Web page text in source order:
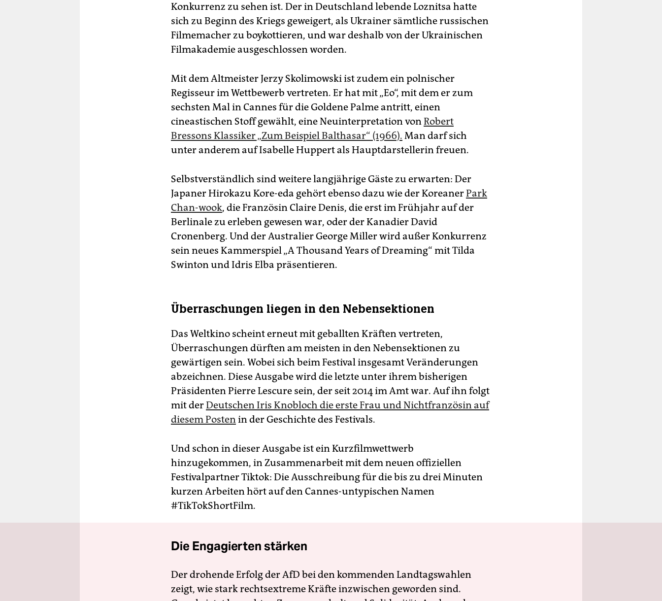
Konkurrenz zu sehen ist. Der in Deutschland lebende Loznitsa hatte
sich zu Beginn des Kriegs geweigert, als Ukrainer sämtliche russischen
Filmemacher zu boykottieren, und war deshalb von der Ukrai­nischen
Filmakademie ausgeschlossen worden.
Mit dem Altmeister Jerzy Skolimowski ist zudem ein polnischer
Regisseur im Wettbewerb vertreten. Er hat mit „Eo“, mit dem er zum
sechsten Mal in Cannes für die Goldene Palme antritt, einen
cineastischen Stoff gewählt, eine Neuinterpretation vonRobert
Bressons Klassiker „Zum Beispiel Balthasar“ (1966). Man darf sich
unter anderem auf Isabelle Huppert als Hauptdarstellerin freuen.
Selbstverständlich sind weitere langjährige Gäste zu erwarten: Der
Japaner Hirokazu Kore-eda gehört ebenso dazu wie der KoreanerPark
Chan-wook, die Französin Claire Denis, die erst im Frühjahr auf der
Berlinale zu erleben gewesen war, oder der Kanadier David
Cronenberg. Und der Australier George Miller wird außer Konkurrenz
sein neues Kammerspiel „A Thousand Years of Drea­ming“ mit Tilda
Swinton und Idris Elba präsentieren.
Überraschungen liegen in den Nebensektionen
Das Weltkino scheint erneut mit geballten Kräften vertreten,
Überraschungen dürften am meisten in den Nebensektionen zu
gewärtigen sein. Wobei sich beim Festival insgesamt Veränderungen
abzeichnen. Diese Ausgabe wird die letzte unter ihrem bisherigen
Präsidenten ­Pierre Lescure sein, der seit 2014 im Amt war. Auf ihn folgt
mit derDeutschen Iris Knobloch die erste Frau und Nichtfranzösin auf
diesem Postenin der Geschichte des Festivals.
Und schon in dieser Ausgabe ist ein Kurzfilmwettwerb
hinzugekommen, in Zusammenarbeit mit dem neuen offiziellen
Festivalpartner Tiktok: Die Ausschreibung für die bis zu drei Minuten
kurzen Arbeiten hört auf den Cannes-untypischen Namen
#TikTokShortFilm.
Die Engagierten stärken
Der drohende Erfolg der AfD bei den kommenden Landtagswahlen
zeigt, wie stark rechtsextreme Kräfte inzwischen geworden sind.